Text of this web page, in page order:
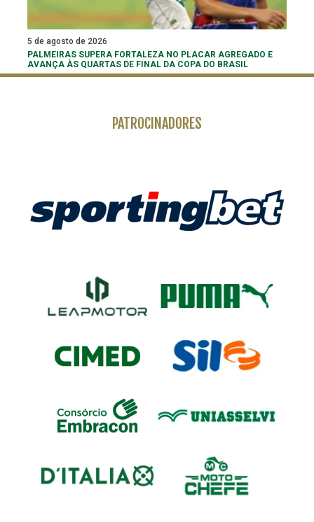
5 de agosto de 2026
PALMEIRAS SUPERA FORTALEZA NO PLACAR AGREGADO E
AVANÇA ÀS QUARTAS DE FINAL DA COPA DO BRASIL
PATROCINADORES